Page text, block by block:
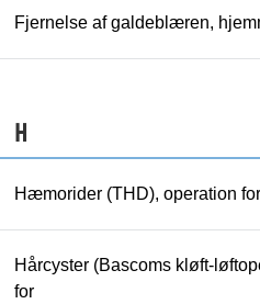
Fjernelse af galdeblæren,
H
Hæmorider (THD), operation for
Hårcyster (Bascoms kløft-
for